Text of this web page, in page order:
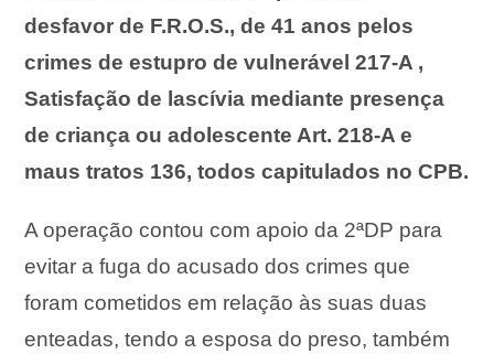
desfavor de F.R.O.S., de 41 anos pelos
crimes de estupro de vulnerável 217-A ,
Satisfação de lascívia mediante presença
de criança ou adolescente Art. 218-A e
maus tratos 136, todos capitulados no CPB.
A operação contou com apoio da 2ªDP para
evitar a fuga do acusado dos crimes que
foram cometidos em relação às suas duas
enteadas, tendo a esposa do preso, também